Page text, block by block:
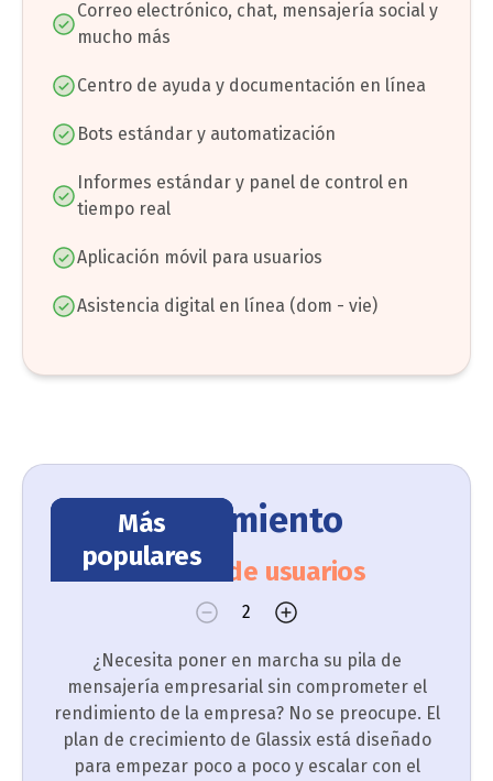
Correo electrónico, chat, mensajería social y
mucho más
Centro de ayuda y documentación en línea
Bots estándar y automatización
Informes estándar y panel de control en
tiempo real
Aplicación móvil para usuarios
Asistencia digital en línea (dom - vie)
Más
populares
Más
populares
Crecimiento
Número de usuarios
2
¿Necesita poner en marcha su pila de
mensajería empresarial sin comprometer el
rendimiento de la empresa? No se preocupe. El
plan de crecimiento de Glassix está diseñado
para empezar poco a poco y escalar con el
Más
populares